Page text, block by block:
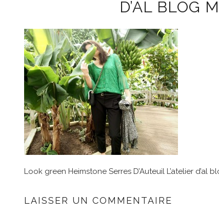
D’AL BLOG
Look green Heimstone Serres D’Auteuil L’atelier d’al
LAISSER UN COMMENTAIRE